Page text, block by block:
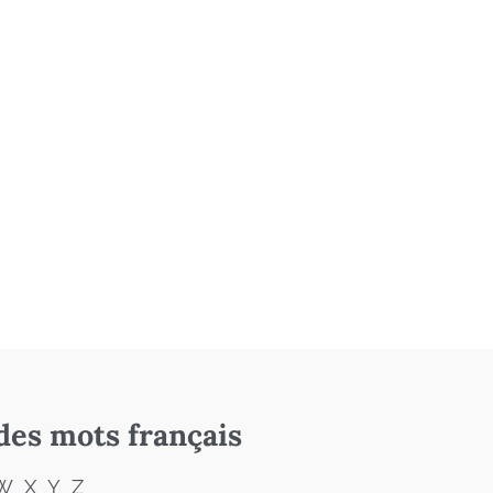
mots français
X Y Z